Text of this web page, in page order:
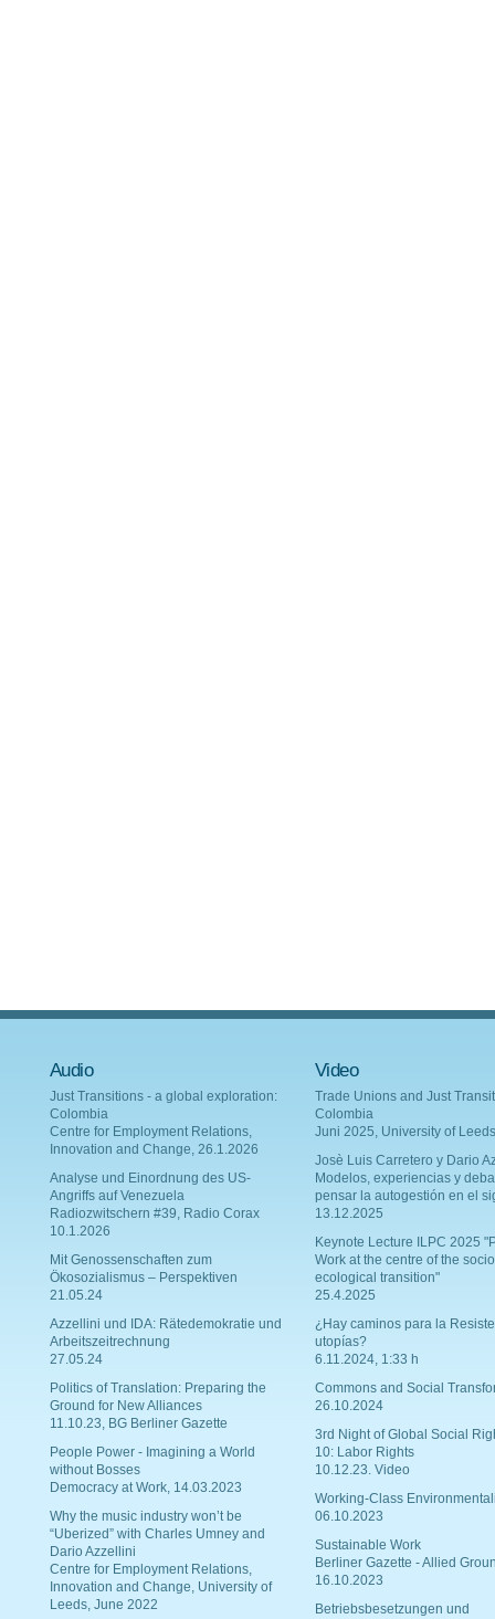
Audio
Just Transitions - a global exploration:
Colombia
Centre for Employment Relations,
Innovation and Change, 26.1.2026
Analyse und Einordnung des US-
Angriffs auf Venezuela
Radiozwitschern #39, Radio Corax
10.1.2026
Mit Genossenschaften zum
Ökosozialismus – Perspektiven
21.05.24
Azzellini und IDA: Rätedemokratie und
Arbeitszeitrechnung
27.05.24
Politics of Translation: Preparing the
Ground for New Alliances
11.10.23, BG Berliner Gazette
People Power - Imagining a World
without Bosses
Democracy at Work, 14.03.2023
Why the music industry won’t be
“Uberized” with Charles Umney and
Dario Azzellini
Centre for Employment Relations,
Innovation and Change, University of
Leeds, June 2022
Video
Trade Unions and Just
Colombia
Juni 2025, University of Leeds
Josè Luis Carretero y Dario
Modelos, experiencias y
pensar la autogestión en el
13.12.2025
Keynote Lecture ILPC 2025
Work at the centre of the
ecological transition"
25.4.2025
¿Hay caminos para la
utopías?
6.11.2024, 1:33 h
Commons and Social
26.10.2024
3rd Night of Global Social
10: Labor Rights
10.12.23. Video
Working-Class
06.10.2023
Sustainable Work
Berliner Gazette - Allied
16.10.2023
Betriebsbesetzungen und